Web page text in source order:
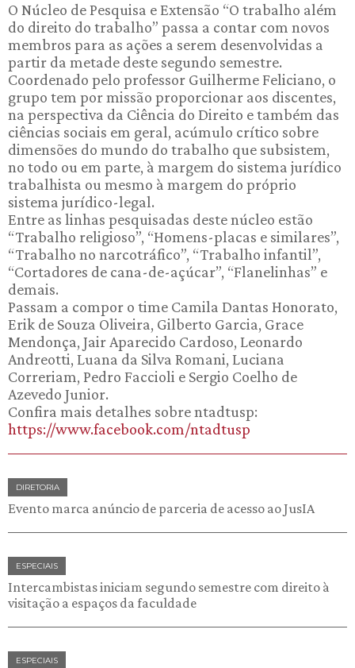
O Núcleo de Pesquisa e Extensão “O trabalho além
do direito do trabalho” passa a contar com novos
membros para as ações a serem desenvolvidas a
partir da metade deste segundo semestre.
Coordenado pelo professor Guilherme Feliciano, o
grupo tem por missão proporcionar aos discentes,
na perspectiva da Ciência do Direito e também das
ciências sociais em geral, acúmulo crítico sobre
dimensões do mundo do trabalho que subsistem,
no todo ou em parte, à margem do sistema jurídico
trabalhista ou mesmo à margem do próprio
sistema jurídico-legal.
Entre as linhas pesquisadas deste núcleo estão
“Trabalho religioso”, “Homens-placas e similares”,
“Trabalho no narcotráfico”, “Trabalho infantil”,
“Cortadores de cana-de-açúcar”, “Flanelinhas” e
demais.
Passam a compor o time Camila Dantas Honorato,
Erik de Souza Oliveira, Gilberto Garcia, Grace
Mendonça, Jair Aparecido Cardoso, Leonardo
Andreotti, Luana da Silva Romani, Luciana
Correriam, Pedro Faccioli e Sergio Coelho de
Azevedo Junior.
Confira mais detalhes sobre ntadtusp:
https://www.facebook.com/ntadtusp
DIRETORIA
Evento marca anúncio de parceria de acesso ao JusIA
ESPECIAIS
Intercambistas iniciam segundo semestre com direito à
visitação a espaços da faculdade
ESPECIAIS